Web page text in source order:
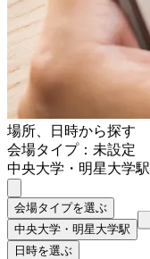
場所、日時から探す
会場タイプ：未設定
中央大学・明星大学駅
会場タイプを選ぶ
中央大学・明星大学駅
日時を選ぶ